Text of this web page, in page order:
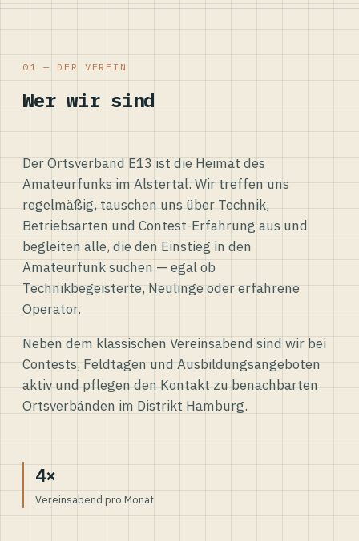
01 — DER VEREIN
Wer wir sind
Der Ortsverband E13 ist die Heimat des
Amateurfunks im Alstertal. Wir treffen uns
regelmäßig, tauschen uns über Technik,
Betriebsarten und Contest-Erfahrung aus und
begleiten alle, die den Einstieg in den
Amateurfunk suchen — egal ob
Technikbegeisterte, Neulinge oder erfahrene
Operator.
Neben dem klassischen Vereinsabend sind wir bei
Contests, Feldtagen und Ausbildungsangeboten
aktiv und pflegen den Kontakt zu benachbarten
Ortsverbänden im Distrikt Hamburg.
4×
Vereinsabend pro Monat